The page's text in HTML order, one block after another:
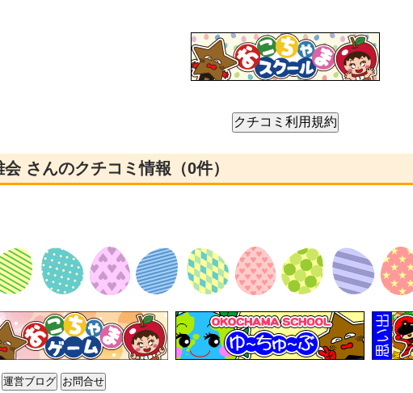
さんのクチコミ情報（0件）